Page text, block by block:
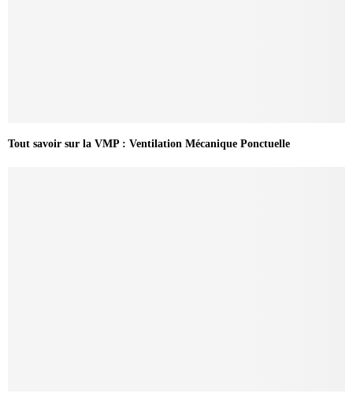
Tout savoir sur la VMP : Ventilation Mécanique Ponctuelle